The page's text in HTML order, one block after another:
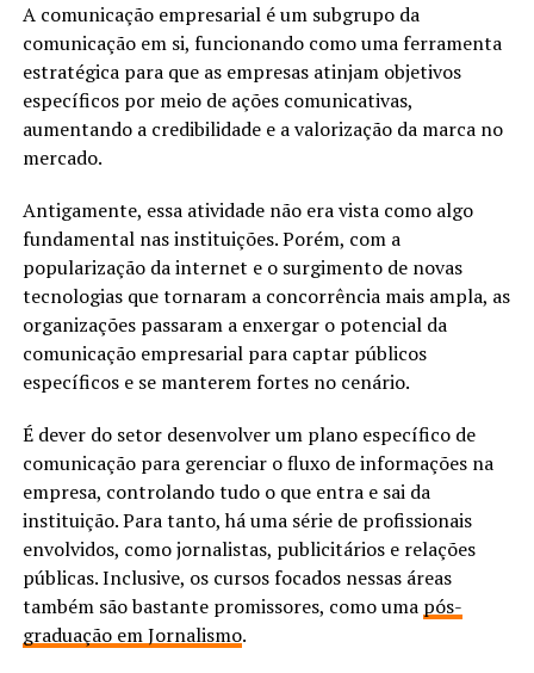
A comunicação empresarial é um subgrupo da
comunicação em si, funcionando como uma ferramenta
estratégica para que as empresas atinjam objetivos
específicos por meio de ações comunicativas,
aumentando a credibilidade e a valorização da marca no
mercado.
Antigamente, essa atividade não era vista como algo
fundamental nas instituições. Porém, com a
popularização da internet e o surgimento de novas
tecnologias que tornaram a concorrência mais ampla, as
organizações passaram a enxergar o potencial da
comunicação empresarial para captar públicos
específicos e se manterem fortes no cenário.
É dever do setor desenvolver um plano específico de
comunicação para gerenciar o fluxo de informações na
empresa, controlando tudo o que entra e sai da
instituição. Para tanto, há uma série de profissionais
envolvidos, como jornalistas, publicitários e relações
públicas. Inclusive, os cursos focados nessas áreas
também são bastante promissores, como uma pós-
graduação em Jornalismo.